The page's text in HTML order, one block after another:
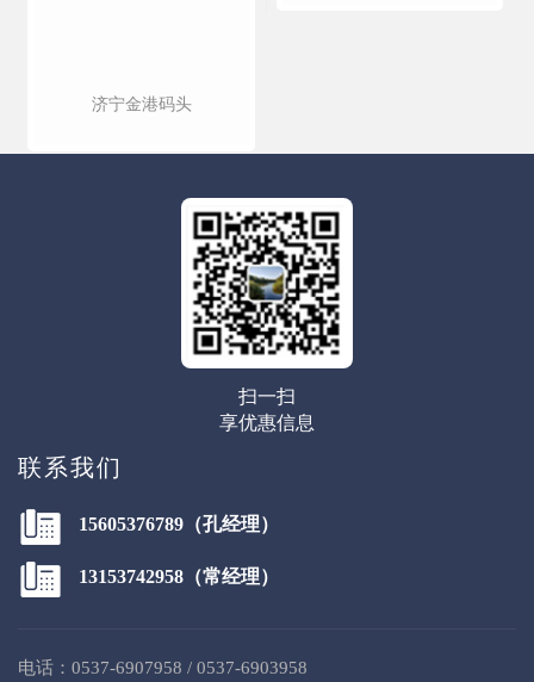
济宁金港码头
扫一扫
享优惠信息
联系我们
15605376789（孔经理）
13153742958（常经理）
电话：0537-6907958 / 0537-6903958